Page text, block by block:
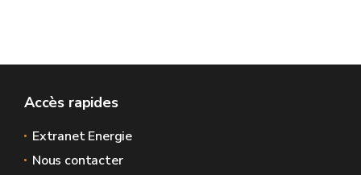
Accès rapides
Extranet Energie
Nous contacter